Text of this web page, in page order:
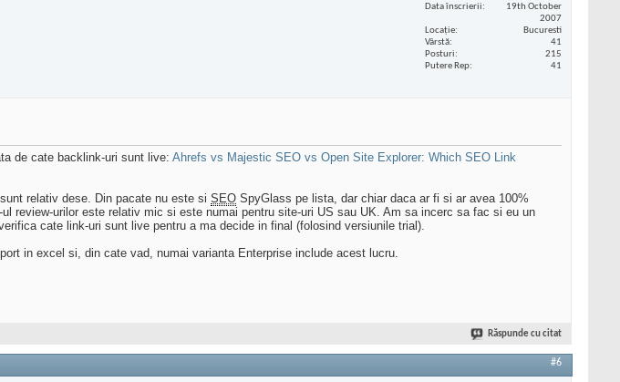
Data înscrierii
19th October
2007
Locaţie
Bucuresti
Vârstă
41
Posturi
215
Putere Rep
41
de cate backlink-uri sunt live: Ahrefs vs Majestic SEO vs Open Site Explorer: Which SEO Link
relativ dese. Din pacate nu este si SEO SpyGlass pe lista, dar chiar daca ar fi si ar avea 100%
review-urilor este relativ mic si este numai pentru site-uri US sau UK. Am sa incerc sa fac si eu un
cate link-uri sunt live pentru a ma decide in final (folosind versiunile trial).
in excel si, din cate vad, numai varianta Enterprise include acest lucru.
Răspunde cu citat
#6